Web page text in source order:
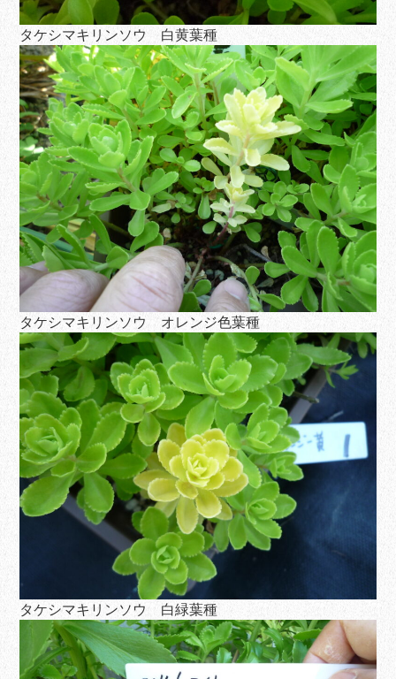
タケシマキリンソウ 白黄葉種
タケシマキリンソウ オレンジ色葉種
タケシマキリンソウ 白緑葉種